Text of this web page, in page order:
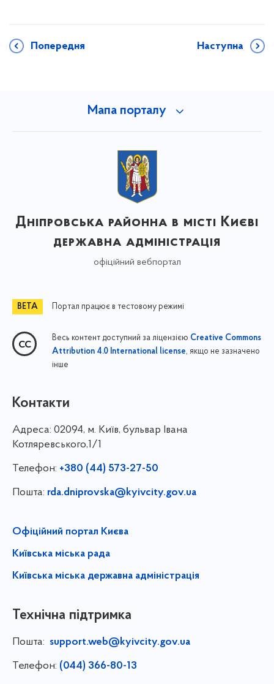
Попередня Наступна
Мапа порталу
Дніпровська районна в місті Києві
державна адміністрація
офіційний вебпортал
Портал працює в тестовому режимі
Весь контент доступний за ліцензією Creative Commons
Attribution 4.0 International license, якщо не зазначено
інше
Контакти
Адреса: 02094, м. Київ, бульвар Івана
Котляревського,1/1
Телефон: +380 (44) 573-27-50
Пошта: rda.dniprovska@kyivcity.gov.ua
Офіційний портал Києва
Київська міська рада
Київська міська державна адміністрація
Технічна підтримка
Пошта: support.web@kyivcity.gov.ua
Телефон: (044) 366-80-13